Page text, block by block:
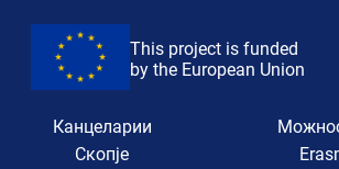
This project is funded
by the European Union
Канцеларии
Скопје